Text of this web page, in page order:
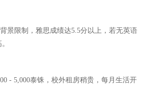
景限制，雅思成绩达5.5分以上，若无英语
- 5,000泰铢，校外租房稍贵，每月生活开